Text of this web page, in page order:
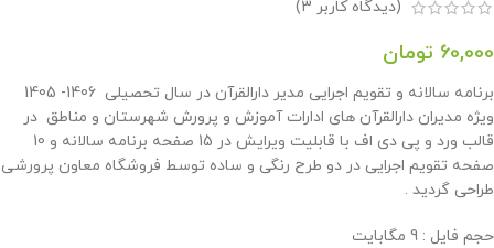
(دیدگاه کاربر 3
)
60,000 تومان
برنامه سالانه و تقویم اجرایی مدیر دارالقرآن در سال تحصیلی 1406- 1405
ویژه مدیران دارالقرآن های ادارات آموزش و پرورش شهرستان و مناطق در
قالب ورد و پی دی اف با قابلیت ویرایش در 15 صفحه برنامه سالانه و 10
صفحه تقویم اجرایی در دو طرح رنگی و ساده توسط فروشگاه معاون پرورشی
طراحی گردید .
حجم فايل : 9 مگابايت